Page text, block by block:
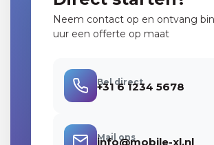
Neem contact op en ontvang
uur een offerte op maat
Bel direct
+31 6 1234 5678
Mail ons
info@mobile-xl.nl